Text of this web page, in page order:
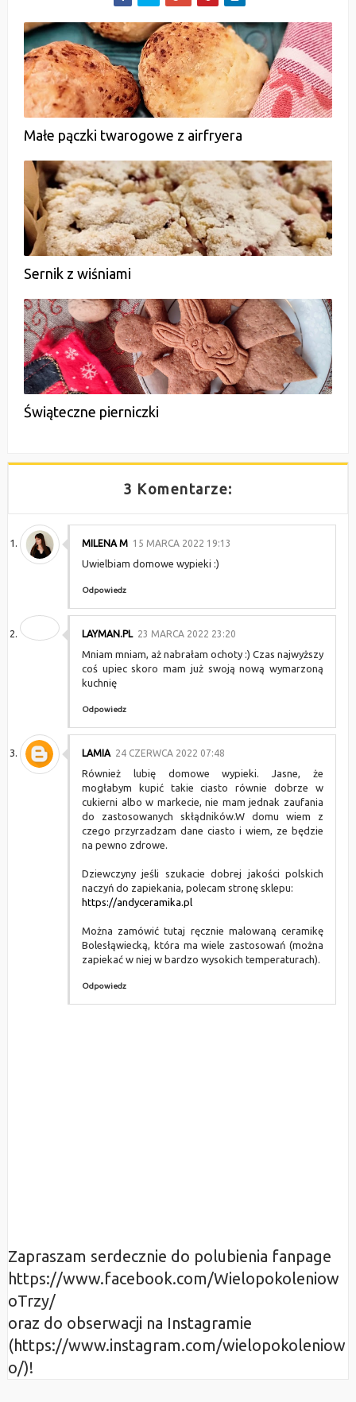
Małe pączki twarogowe z airfryera
Sernik z wiśniami
Świąteczne pierniczki
3 Komentarze:
MILENA M 15 MARCA 2022 19:13
Uwielbiam domowe wypieki :)
Odpowiedz
LAYMAN.PL 23 MARCA 2022 23:20
Mniam mniam, aż nabrałam ochoty :) Czas najwyższy
coś upiec skoro mam już swoją nową wymarzoną
kuchnię
Odpowiedz
LAMIA 24 CZERWCA 2022 07:48
Również lubię domowe wypieki. Jasne, że
mogłabym kupić takie ciasto równie dobrze w
cukierni albo w markecie, nie mam jednak zaufania
do zastosowanych skłądników.W domu wiem z
czego przyrzadzam dane ciasto i wiem, ze będzie
na pewno zdrowe.
Dziewczyny jeśli szukacie dobrej jakości polskich
naczyń do zapiekania, polecam stronę sklepu:
https://andyceramika.pl
Można zamówić tutaj ręcznie malowaną ceramikę
Bolesłąwiecką, która ma wiele zastosowań (można
zapiekać w niej w bardzo wysokich temperaturach).
Odpowiedz
Zapraszam serdecznie do polubienia fanpage
https://www.facebook.com/Wielopokoleniow
oTrzy/
oraz do obserwacji na Instagramie
(https://www.instagram.com/wielopokoleniow
o/)!